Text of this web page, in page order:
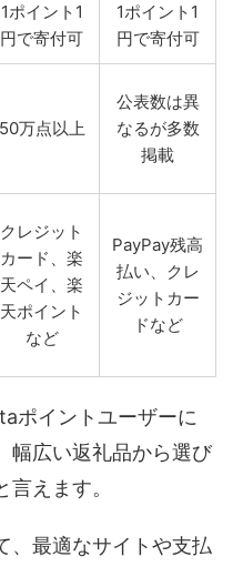
1ポイント1
円で寄付可
1ポイント1
円で寄付可
50万点以上
公表数は異
なるが多数
掲載
クレジット
カード、楽
天ペイ、楽
天ポイント
など
PayPay残高
払い、クレ
ジットカー
ドなど
ポイントユーザーに
幅広い返礼品から選び
えます。
、最適なサイトや支払